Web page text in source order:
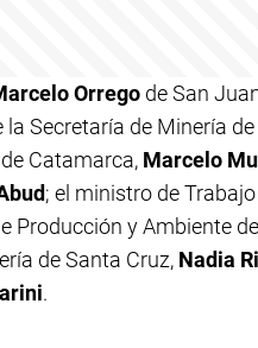
Orrego de San
Secretaría de Minería
Catamarca, Marcelo
; el ministro de
Producción y Ambiente
de Santa Cruz, Nadia
.